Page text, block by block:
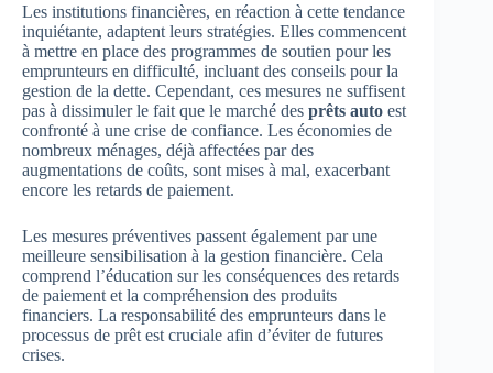
Les institutions financières, en réaction à cette tendance
inquiétante, adaptent leurs stratégies. Elles commencent
à mettre en place des programmes de soutien pour les
emprunteurs en difficulté, incluant des conseils pour la
gestion de la dette. Cependant, ces mesures ne suffisent
pas à dissimuler le fait que le marché des prêts auto est
confronté à une crise de confiance. Les économies de
nombreux ménages, déjà affectées par des
augmentations de coûts, sont mises à mal, exacerbant
encore les retards de paiement.
Les mesures préventives passent également par une
meilleure sensibilisation à la gestion financière. Cela
comprend l’éducation sur les conséquences des retards
de paiement et la compréhension des produits
financiers. La responsabilité des emprunteurs dans le
processus de prêt est cruciale afin d’éviter de futures
crises.